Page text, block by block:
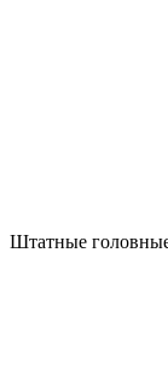
Штатные